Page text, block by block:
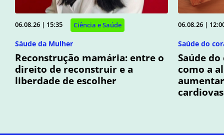
06.08.26 | 15:35 Ciência e Saúde
Sáude da Mulher
Reconstrução mamária: entre o
direito de reconstruir e a
liberdade de escolher
06.08.26 |
Saúde do
Saúde
como a